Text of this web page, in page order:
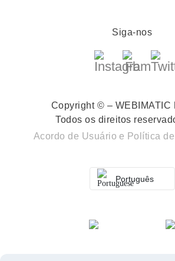
Siga-nos
Copyright © – WEBIMATIC
Todos os direitos
Acordo de Usuário e Política
Português